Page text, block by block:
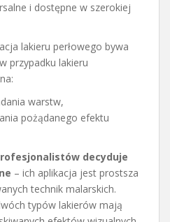
i dostępne w szerokiej
lakieru perłowego bywa
przypadku lakieru
warstw,
pożądanego efektu
decyduje
– ich aplikacja jest prostsza
technik malarskich.
typów lakierów mają